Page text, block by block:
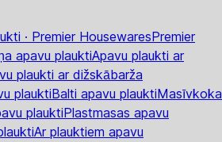
· Premier HousewaresPremier
apavu plauktiApavu plaukti ar
plaukti ar dižskābarža
plauktiBalti apavu plauktiMasīvkoka
plauktiPlastmasas apavu
Ar plauktiem apavu